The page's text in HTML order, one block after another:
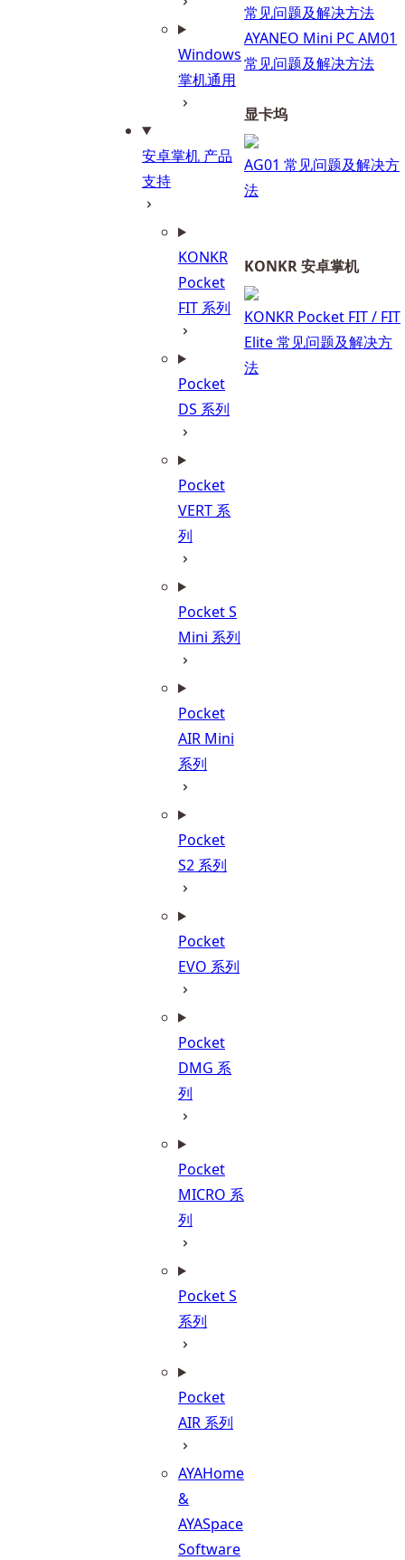
Windows
掌机通用
安卓掌机 产品
支持
KONKR
Pocket
FIT 系列
Pocket
DS 系列
Pocket
VERT 系
列
Pocket S
Mini 系列
Pocket
AIR Mini
系列
Pocket
S2 系列
Pocket
EVO 系列
Pocket
DMG 系
列
Pocket
MICRO 系
列
Pocket S
系列
Pocket
AIR 系列
AYAHome
&
AYASpace
Software
常见问题及解决方法
AYANEO Mini PC AM01
常见问题及解决方法
显卡坞
AG01 常见问题及解决方
法
KONKR 安卓掌机
KONKR Pocket FIT / FIT
Elite 常见问题及解决方
法